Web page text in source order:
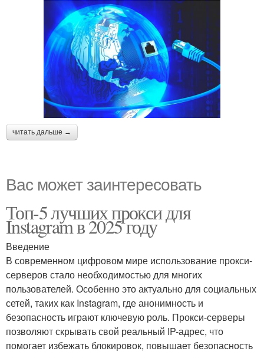
читать дальше →
Вас может заинтересовать
Топ-5 лучших прокси для
Instagram в 2025 году
Введение
В современном цифровом мире использование прокси-
серверов стало необходимостью для многих
пользователей. Особенно это актуально для социальных
сетей, таких как Instagram, где анонимность и
безопасность играют ключевую роль. Прокси-серверы
позволяют скрывать свой реальный IP-адрес, что
помогает избежать блокировок, повышает безопасность